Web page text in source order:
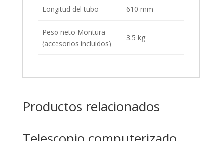
Longitud del tubo 610 mm
Peso neto Montura
(accesorios incluidos)
3.5 kg
Productos relacionados